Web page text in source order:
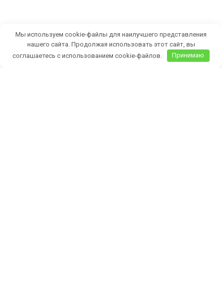
Мы используем cookie-файлы для наилучшего представления
нашего сайта. Продолжая использовать этот сайт, вы
соглашаетесь с использованием cookie-файлов.
Принимаю